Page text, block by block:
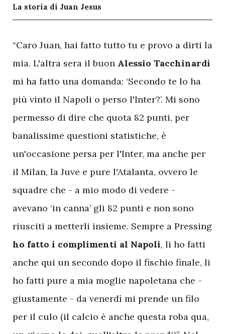
La storia di Juan Jesus
“Caro Juan, hai fatto tutto tu e provo a dirti la
mia. L'altra sera il buon Alessio Tacchinardi
mi ha fatto una domanda: ‘Secondo te lo ha
più vinto il Napoli o perso l'Inter?’. Mi sono
permesso di dire che quota 82 punti, per
banalissime questioni statistiche, è
un'occasione persa per l'Inter, ma anche per
il Milan, la Juve e pure l'Atalanta, ovvero le
squadre che - a mio modo di vedere -
avevano ‘in canna’ gli 82 punti e non sono
riusciti a metterli insieme. Sempre a Pressing
ho fatto i complimenti al Napoli, li ho fatti
anche qui un secondo dopo il fischio finale, li
ho fatti pure a mia moglie napoletana che -
giustamente - da venerdì mi prende un filo
per il culo (il calcio è anche questa roba qua,